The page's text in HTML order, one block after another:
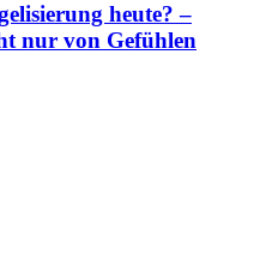
heute? –
nur von Gefühlen